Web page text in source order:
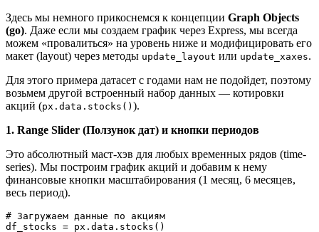
Здесь мы немного прикоснемся к концепции Graph Objects
(go). Даже если мы создаем график через Express, мы всегда
можем «провалиться» на уровень ниже и модифицировать его
макет (layout) через методы update_layout или update_xaxes.
Для этого примера датасет с годами нам не подойдет, поэтому
возьмем другой встроенный набор данных — котировки
акций (px.data.stocks() ).
1. Range Slider (Ползунок дат) и кнопки периодов
Это абсолютный маст-хэв для любых временных рядов (time-
series). Мы построим график акций и добавим к нему
финансовые кнопки масштабирования (1 месяц, 6 месяцев,
весь период).
# Загружаем данные по акциям
df_stocks = px.data.stocks()